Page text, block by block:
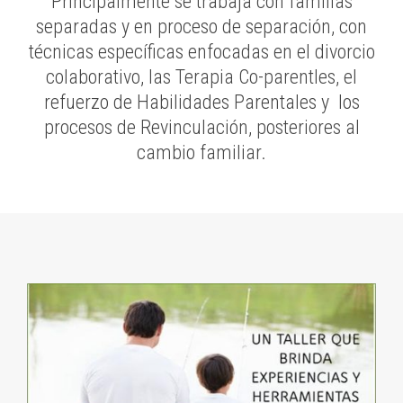
separadas y en proceso de separación, con
técnicas específicas enfocadas en el divorcio
colaborativo, las Terapia Co-parentles, el
refuerzo de Habilidades Parentales y los
procesos de Revinculación, posteriores al
cambio familiar.